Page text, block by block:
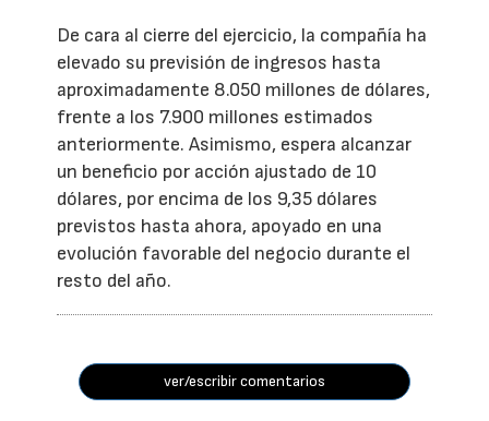
De cara al cierre del ejercicio, la compañía ha
elevado su previsión de ingresos hasta
aproximadamente 8.050 millones de dólares,
frente a los 7.900 millones estimados
anteriormente. Asimismo, espera alcanzar
un beneficio por acción ajustado de 10
dólares, por encima de los 9,35 dólares
previstos hasta ahora, apoyado en una
evolución favorable del negocio durante el
resto del año.
ver/escribir comentarios